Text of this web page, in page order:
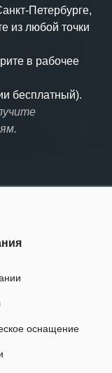
Петербурге,
из любой точки
в рабочее
бесплатный).
оснащение